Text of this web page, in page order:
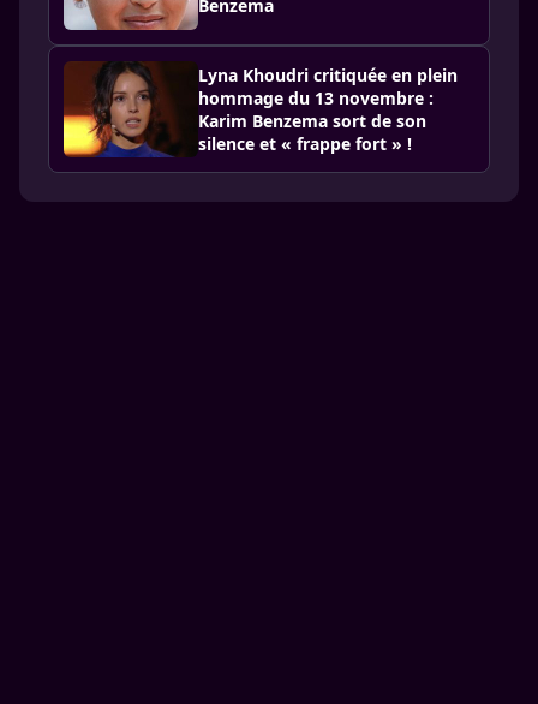
Benzema
Lyna Khoudri critiquée en plein
hommage du 13 novembre :
Karim Benzema sort de son
silence et « frappe fort » !